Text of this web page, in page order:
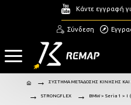
Κάντε εγγραφή
Σύνδεση
ΣΥΣΤΗΜΑ ΜΕΤΑΔΟΣΗΣ ΚΙΝΗΣΗΣ
STRONGFLEX BMW > Seria 1 > I